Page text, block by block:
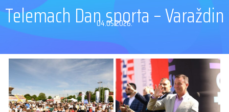
Telemach Dan sporta – Varaždin
04.05.2026.